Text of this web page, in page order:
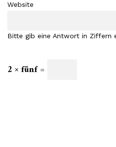
Website
Bitte gib eine Antwort in Ziffern
2 × fünf =